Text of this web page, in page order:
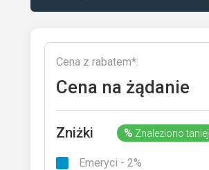
Katalog
Otoczenie nagrobka
Cena z rabatem*:
Cena na żądanie
Zniżki % Znaleziono taniej
Emeryci - 2%